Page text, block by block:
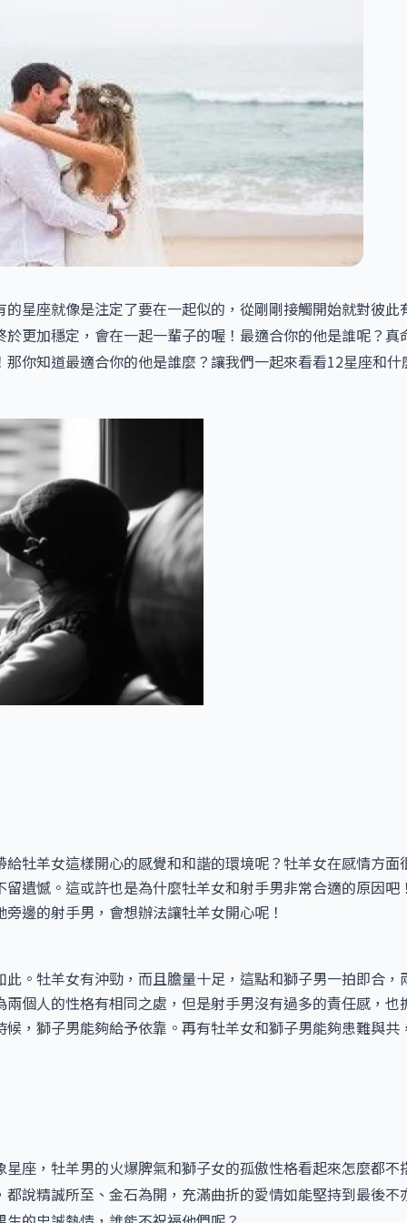
星座就像是注定了要在一起似的，從剛剛接觸開始就對彼此
更加穩定，會在一起一輩子的喔！最適合你的他是誰呢？真
你知道最適合你的他是誰麼？讓我們一起來看看12星座和什
牡羊女這樣開心的感覺和和諧的環境呢？牡羊女在感情方面
遺憾。這或許也是為什麼牡羊女和射手男非常合適的原因吧
邊的射手男，會想辦法讓牡羊女開心呢！
。牡羊女有沖勁，而且膽量十足，這點和獅子男一拍即合，
個人的性格有相同之處，但是射手男沒有過多的責任感，也
，獅子男能夠給予依靠。再有牡羊女和獅子男能夠患難與共
座，牡羊男的火爆脾氣和獅子女的孤傲性格看起來怎麼都不
說精誠所至、金石為開，充滿曲折的愛情如能堅持到最後不